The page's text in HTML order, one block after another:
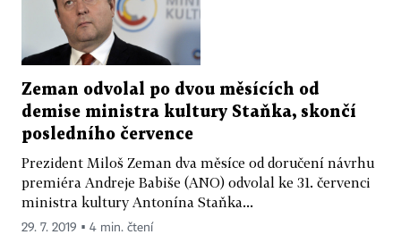
Zeman odvolal po dvou měsících od
demise ministra kultury Staňka, skončí
posledního července
Prezident Miloš Zeman dva měsíce od doručení návrhu
premiéra Andreje Babiše (ANO) odvolal ke 31. červenci
ministra kultury Antonína Staňka...
29. 7. 2019 ▪ 4 min. čtení